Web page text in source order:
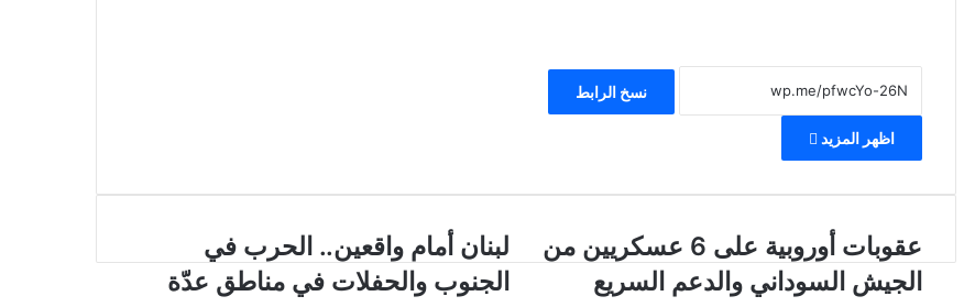
نسخ الرابط
اظهر المزيد
ع
ق
عقوبات أوروبية على 6 عسكريين من
الجيش السوداني والدعم السريع
ل
ب
لبنان أمام واقعين.. الحرب في
الجنوب والحفلات في مناطق عدّة